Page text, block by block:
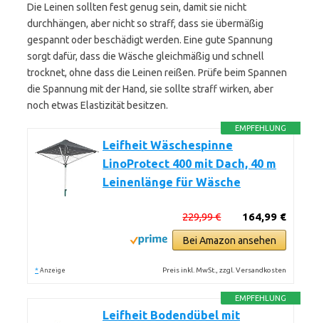
Die Leinen sollten fest genug sein, damit sie nicht
durchhängen, aber nicht so straff, dass sie übermäßig
gespannt oder beschädigt werden. Eine gute Spannung
sorgt dafür, dass die Wäsche gleichmäßig und schnell
trocknet, ohne dass die Leinen reißen. Prüfe beim Spannen
die Spannung mit der Hand, sie sollte straff wirken, aber
noch etwas Elastizität besitzen.
EMPFEHLUNG
Leifheit Wäschespinne
LinoProtect 400 mit Dach, 40 m
Leinenlänge für Wäsche
164,99 €
229,99 €
Bei Amazon ansehen
* Anzeige Preis inkl. MwSt., zzgl. Versandkosten
EMPFEHLUNG
Leifheit Bodendübel mit